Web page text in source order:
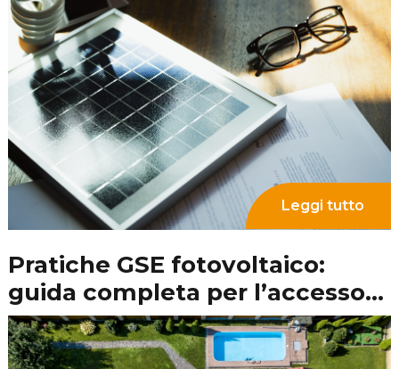
Autoconsumo fotovoltaico:
tutto quello che devi sapere
per risparmiare